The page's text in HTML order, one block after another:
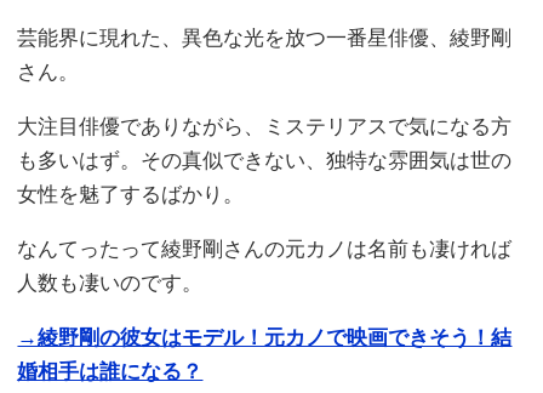
芸能界に現れた、異色な光を放つ一番星俳優、綾野剛
さん。
大注目俳優でありながら、ミステリアスで気になる方
も多いはず。その真似できない、独特な雰囲気は世の
女性を魅了するばかり。
なんてったって綾野剛さんの元カノは名前も凄ければ
人数も凄いのです。
→綾野剛の彼女はモデル！元カノで映画できそう！結
婚相手は誰になる？